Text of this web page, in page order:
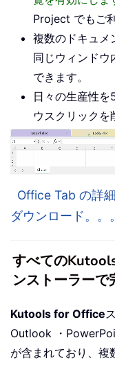
Project でもご
複数のドキュメ
同じウィンドウ
できます。
日々の生産性
ウスクリックを
Office Tab の詳
ダウンロード。。。
すべての
ンストーラーで
Kutools for Office
Outlook ・
が含まれており、